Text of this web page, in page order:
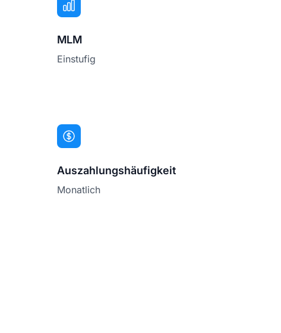
MLM
Einstufig
Auszahlungshäufigkeit
Monatlich